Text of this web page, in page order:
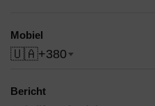
Mobiel
🇺🇦+380
Bericht